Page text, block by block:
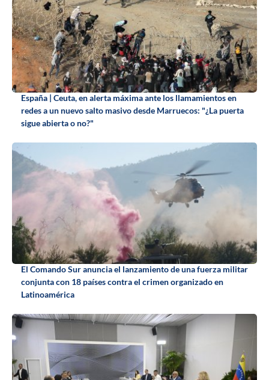
España | Ceuta, en alerta máxima ante los llamamientos en
redes a un nuevo salto masivo desde Marruecos: "¿La puerta
sigue abierta o no?"
El Comando Sur anuncia el lanzamiento de una fuerza militar
conjunta con 18 países contra el crimen organizado en
Latinoamérica